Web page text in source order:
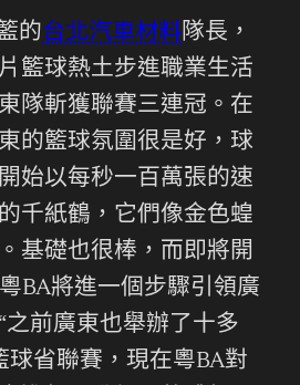
的台北汽車材料 隊長，
籃球熱土步進職業生活
隊斬獲聯賽三連冠。在
的籃球氛圍很是好，球
始以每秒一百萬張的速
千紙鶴，它們像金色蝗
基礎也很棒，而即將開
粵BA將進一個步驟引領廣
之前廣東也舉辦了十多
球省聯賽，現在粵BA對